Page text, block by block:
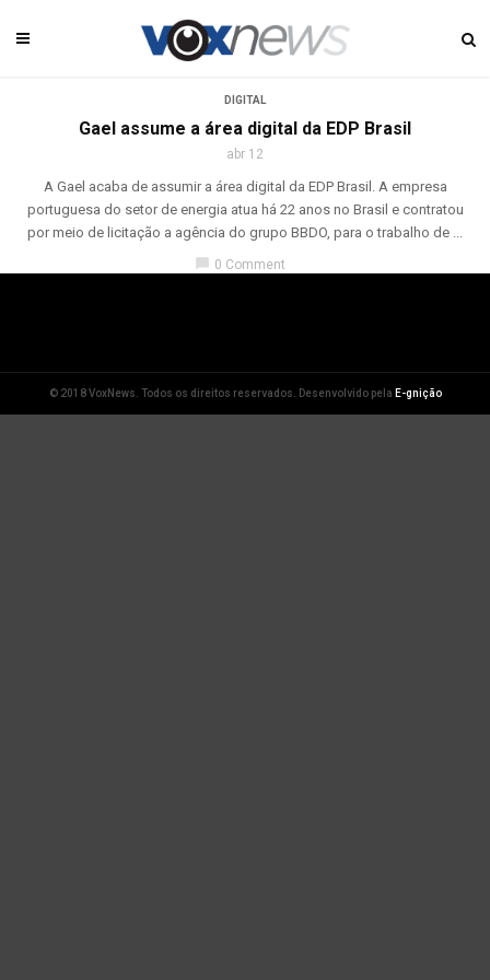
DIGITAL
Gael assume a área digital da EDP Brasil
abr 12
A Gael acaba de assumir a área digital da EDP Brasil. A empresa
portuguesa do setor de energia atua há 22 anos no Brasil e contratou
por meio de licitação a agência do grupo BBDO, para o trabalho de ...
chat_bubble 0 Comment
© 2018 VoxNews. Todos os direitos reservados. Desenvolvido pela E-gnição